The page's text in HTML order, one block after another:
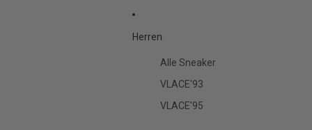
Herren
Alle Sneaker
VLACE'93
VLACE'95